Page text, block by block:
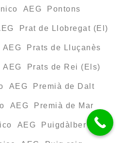
AEG Pontons
Prat de Llobregat (El)
Prats de Lluçanès
Prats de Rei (Els)
AEG Premià de Dalt
AEG Premià de Mar
AEG Puigdàlber